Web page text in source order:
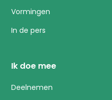
Vormingen
In de pers
Ik doe mee
Deelnemen